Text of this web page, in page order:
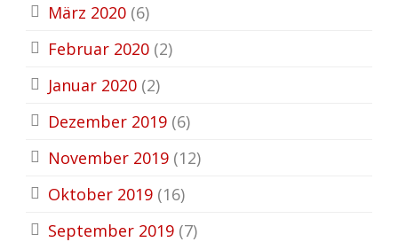
März 2020 (6)
Februar 2020 (2)
Januar 2020 (2)
Dezember 2019 (6)
November 2019 (12)
Oktober 2019 (16)
September 2019 (7)